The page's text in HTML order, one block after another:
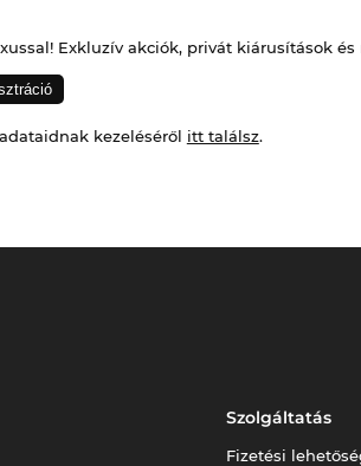
Exkluzív akciók, privát kiárusítások és
kezeléséről itt találsz.
Szolgáltatás
Fizetési